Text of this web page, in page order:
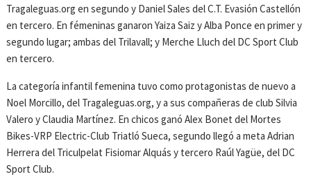
Tragaleguas.org en segundo y Daniel Sales del C.T. Evasión Castellón
en tercero. En fémeninas ganaron Yaiza Saiz y Alba Ponce en primer y
segundo lugar; ambas del Trilavall; y Merche Lluch del DC Sport Club
en tercero.
La categoría infantil femenina tuvo como protagonistas de nuevo a
Noel Morcillo, del Tragaleguas.org, y a sus compañeras de club Silvia
Valero y Claudia Martínez. En chicos ganó Alex Bonet del Mortes
Bikes-VRP Electric-Club Triatló Sueca, segundo llegó a meta Adrian
Herrera del Triculpelat Fisiomar Alquás y tercero Raúl Yagüe, del DC
Sport Club.